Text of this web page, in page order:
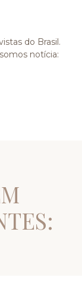
do Brasil.
notícia: